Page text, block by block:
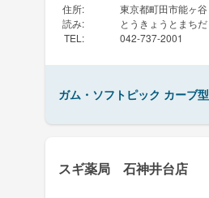
住所:
東京都町田市能ヶ
読み:
とうきょうとまち
TEL : 042-737-2001
ガム・ソフトピック カーブ
スギ薬局 石神井台店